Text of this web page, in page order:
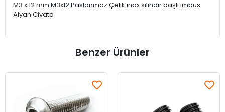
M3 x 12 mm M3x12 Paslanmaz Çelik inox silindir başlı imbus
Alyan Civata
Benzer Ürünler